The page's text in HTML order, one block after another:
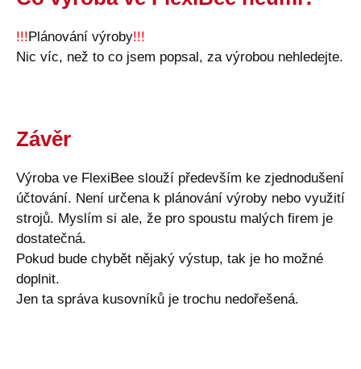
!!! Plánování výroby!!!
Nic víc, než to co jsem popsal, za výrobou nehledejte.
Závěr
Výroba ve FlexiBee slouží především ke zjednodušení
účtování. Není určena k plánování výroby nebo využití
strojů. Myslím si ale, že pro spoustu malých firem je
dostatečná.
Pokud bude chybět nějaký výstup, tak je ho možné
doplnit.
Jen ta správa kusovníků je trochu nedořešená.